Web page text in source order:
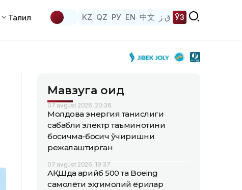
Таҳлил KZ QZ РУ EN 中文 ق ز ЎЗ
Мавзуга оид
07 avgust 2026, 20:36
Молдова энергия танқислиги
сабабли электр таъминотини
босқичма-босқич ўчиришни
режалаштирган
07 avgust 2026, 19:37
АҚШда қарийб 500 та Boeing
самолёти эҳтимолий ёриқлар